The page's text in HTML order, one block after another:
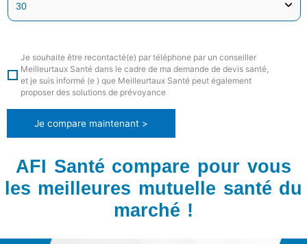
AFI Santé compare pour vous
les meilleures mutuelle santé du
marché !
Je souhaite être recontacté(e) par téléphone par un conseiller
Meilleurtaux Santé dans le cadre de ma demande de devis santé,
et je suis informé (e ) que Meilleurtaux Santé peut également
proposer des solutions de prévoyance
Je compare maintenant >